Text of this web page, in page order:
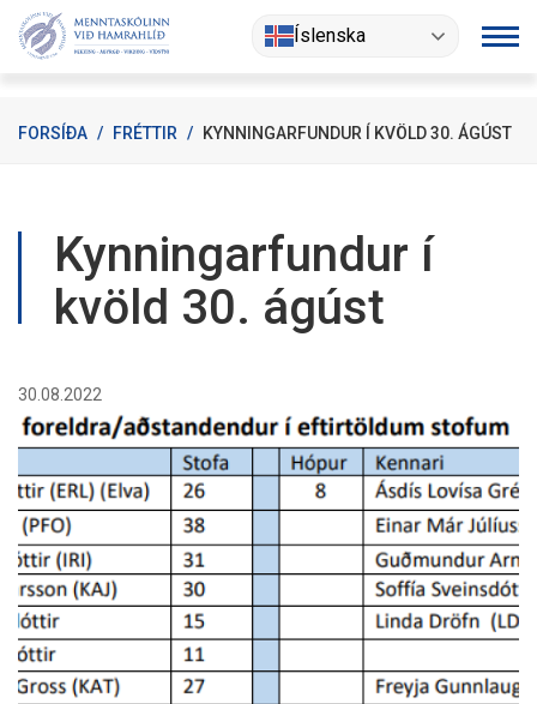
Fara
Íslenska
FORSÍÐA / FRÉTTIR / KYNNINGARFUNDUR Í KVÖLD 30. ÁGÚST
Kynningarfundur í
kvöld 30. ágúst
30.08.2022